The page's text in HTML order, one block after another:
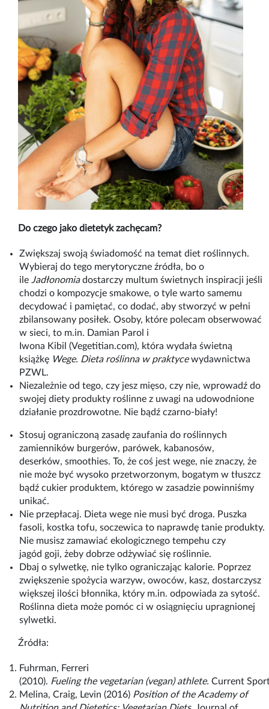
Do czego jako dietetyk zachęcam?
Zwiększaj swoją świadomość na temat diet roślinnych.
Wybieraj do tego merytoryczne źródła, bo o
ile Jadłonomiadostarczy multum świetnych inspiracji jeśli
chodzi o kompozycje smakowe, o tyle warto samemu
decydować i pamiętać, co dodać, aby stworzyć w pełni
zbilansowany posiłek. Osoby, które polecam obserwować
w sieci, to m.in. Damian Parol i
Iwona Kibil (Vegetitian.com), która wydała świetną
książkę Wege. Dieta roślinna w praktycewydawnictwa
PZWL.
Niezależnie od tego, czy jesz mięso, czy nie, wprowadź do
swojej diety produkty roślinne z uwagi na udowodnione
działanie prozdrowotne. Nie bądź czarno-biały!
Stosuj ograniczoną zasadę zaufania do roślinnych
zamienników burgerów, parówek, kabanosów,
deserków, smoothies. To, że coś jest wege, nie znaczy, że
nie może być wysoko przetworzonym, bogatym w tłuszcz
bądź cukier produktem, którego w zasadzie powinniśmy
unikać.
Nie przepłacaj. Dieta wege nie musi być droga. Puszka
fasoli, kostka tofu, soczewica to naprawdę tanie produkty.
Nie musisz zamawiać ekologicznego tempehu czy
jagód goji, żeby dobrze odżywiać się roślinnie.
Dbaj o sylwetkę, nie tylko ograniczając kalorie. Poprzez
zwiększenie spożycia warzyw, owoców, kasz, dostarczysz
większej ilości błonnika, który m.in. odpowiada za sytość.
Roślinna dieta może pomóc ci w osiągnięciu upragnionej
sylwetki.
Źródła:
Fuhrman, Ferreri
(2010). Fueling the vegetarian (vegan) athlete. Current
Melina, Craig, Levin (2016) Position of the Academy of